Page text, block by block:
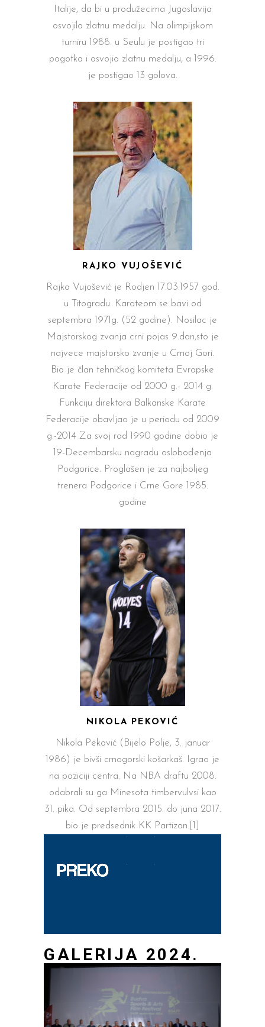
Italije, da bi u produžecima Jugoslavija
osvojila zlatnu medalju. Na olimpijskom
turniru 1988. u Seulu je postigao tri
pogotka i osvojio zlatnu medalju, a 1996.
je postigao 13 golova.
RAJKO VUJOŠEVIĆ
Rajko Vujošević je Rodjen 17.03.1957 god.
u Titogradu. Karateom se bavi od
septembra 1971g. (52 godine). Nosilac je
Majstorskog zvanja crni pojas 9.dan,sto je
najvece majstorsko zvanje u Crnoj Gori.
Bio je član tehničkog komiteta Evropske
Karate Federacije od 2000 g.- 2014 g.
Funkciju direktora Balkanske Karate
Federacije obavljao je u periodu od 2009
g.-2014 Za svoj rad 1990 godine dobio je
19-Decembarsku nagradu oslobođenja
Podgorice. Proglašen je za najboljeg
trenera Podgorice i Crne Gore 1985.
godine
NIKOLA PEKOVIĆ
Nikola Peković (Bijelo Polje, 3. januar
1986) je bivši crnogorski košarkaš. Igrao je
na poziciji centra. Na NBA draftu 2008.
odabrali su ga Minesota timbervulvsi kao
31. pika. Od septembra 2015. do juna 2017.
bio je predsednik KK Partizan.[1]
GALERIJA 2024.